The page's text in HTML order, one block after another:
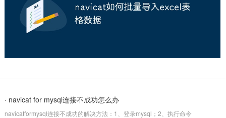
· navicat for mysql连接不成功怎么办
navicatformysql连接不成功的解决方法：1、登录mysql；2、执行命令